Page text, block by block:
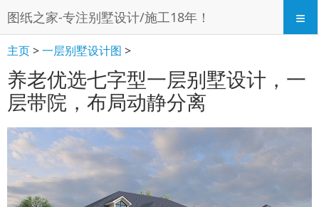
图纸之家-专注别墅设计/施工18年！ ≡
主页>一层别墅设计图 >
养老优选七字型一层别墅设计，一
层带院，布局动静分离